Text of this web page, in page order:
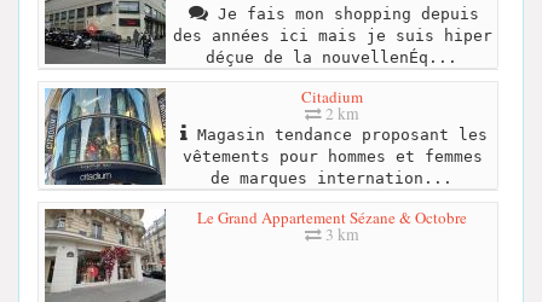
Je fais mon shopping depuis
des années ici mais je suis hiper
déçue de la nouvellenÉq...
Citadium
2 km
Magasin tendance proposant les
vêtements pour hommes et femmes
de marques internation...
Le Grand Appartement Sézane & Octobre
3 km